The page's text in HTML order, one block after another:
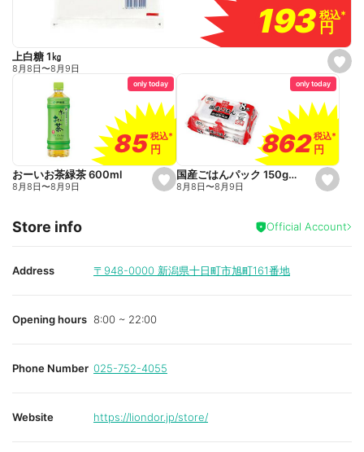
s
e
193
193税込*
税込*
円
円
上白糖 1㎏
8月8日〜8月9日
s
e
i
t
only today
85
85税込*
税込*
円
円
おーいお茶緑茶 600ml
8月8日〜8月9日
s
e
a
only today
862
862税込*
税込*
円
円
国産ごはんパック 150g×8食
8月8日〜8月9日
Store info Official Account
Address 〒948-0000 新潟県十日町市旭町161番地
Opening hours 8:00 ~ 22:00
Phone Number 025-752-4055
Website https://liondor.jp/store/